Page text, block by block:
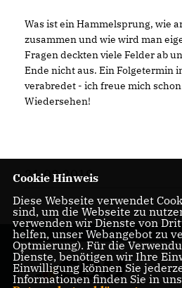
Was ist ein Hammelsprung, wie
zusammen und wie wird man
Fragen deckten viele Felder ab
Ende nicht aus. Ein Folgetermin
verabredet - ich freue mich
Wiedersehen!
21.03.2019
Cookie Hinweis
Diese Webseite verwendet
sind, um die Webseite zu
verwenden wir Dienste von
helfen, unser Webangebot zu
Optmierung). Für die
Dienste, benötigen wir Ihre
Einwilligung können Sie
Informationen finden Sie in